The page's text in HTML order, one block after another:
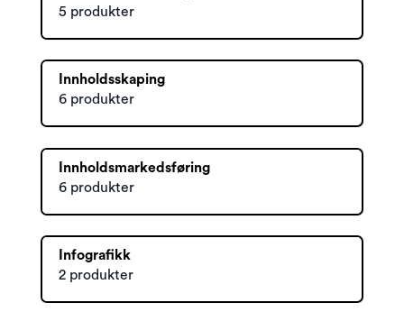
5 produkter
Innholdsskaping
6 produkter
Innholdsmarkedsføring
6 produkter
Infografikk
2 produkter